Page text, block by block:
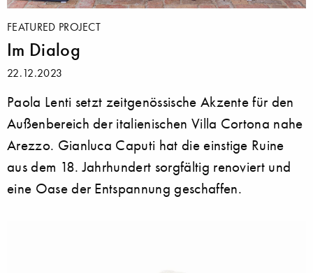
FEATURED PROJECT
Im Dialog
22.12.2023
Paola Lenti setzt zeitgenössische Akzente für den
Außenbereich der italienischen Villa Cortona nahe
Arezzo. Gianluca Caputi hat die einstige Ruine
aus dem 18. Jahrhundert sorgfältig renoviert und
eine Oase der Entspannung geschaffen.